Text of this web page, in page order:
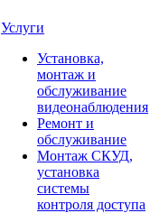
Услуги
Установка,
монтаж и
обслуживание
видеонаблюдения
Ремонт и
обслуживание
Монтаж СКУД,
установка
системы
контроля доступа